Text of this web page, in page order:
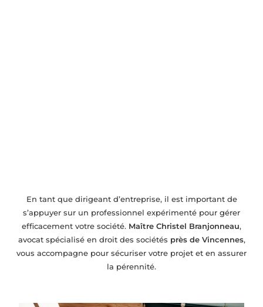
En tant que dirigeant d’entreprise, il est important de
s’appuyer sur un professionnel expérimenté pour gérer
efficacement votre société. Maître Christel Branjonneau,
avocat spécialisé en droit des sociétés près de Vincennes,
vous accompagne pour sécuriser votre projet et en assurer
la pérennité.